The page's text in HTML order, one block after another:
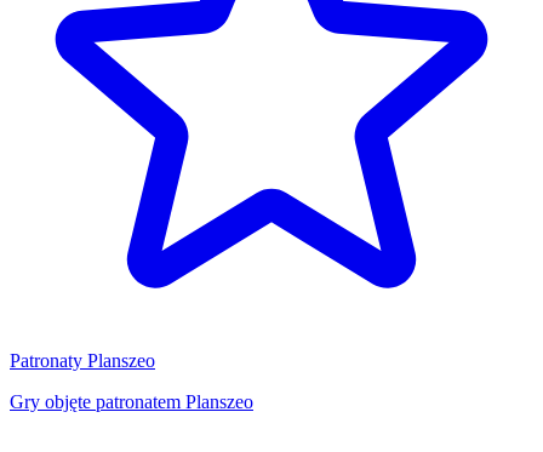
Patronaty Planszeo
Gry objęte patronatem Planszeo